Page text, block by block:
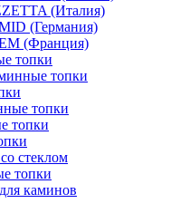
(Италия)
(Германия)
(Франция)
топки
топки
топки
топки
стеклом
топки
каминов